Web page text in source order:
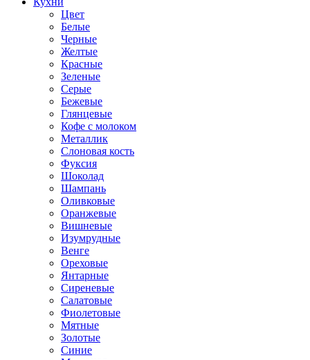
Цвет
Белые
Черные
Желтые
Красные
Зеленые
Серые
Бежевые
Глянцевые
Кофе с молоком
Металлик
Слоновая кость
Фуксия
Шоколад
Шампань
Оливковые
Оранжевые
Вишневые
Изумрудные
Венге
Ореховые
Янтарные
Сиреневые
Салатовые
Фиолетовые
Мятные
Золотые
Синие